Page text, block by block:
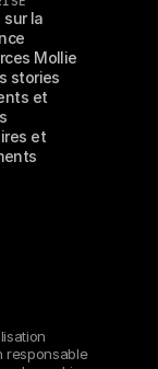
la
Mollie
stories
et
et
responsable